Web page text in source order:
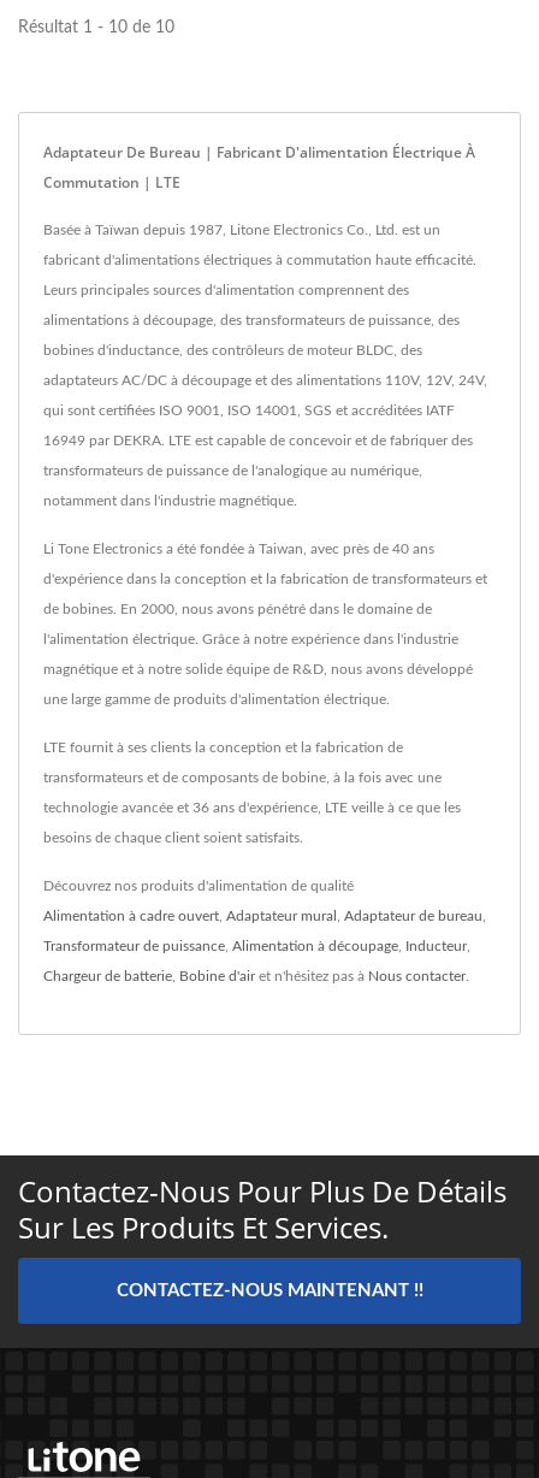
Résultat 1 - 10 de 10
Adaptateur De Bureau | Fabricant D'alimentation Électrique À
Commutation | LTE
Basée à Taïwan depuis 1987, Litone Electronics Co., Ltd. est un
fabricant d'alimentations électriques à commutation haute efficacité.
Leurs principales sources d'alimentation comprennent des
alimentations à découpage, des transformateurs de puissance, des
bobines d'inductance, des contrôleurs de moteur BLDC, des
adaptateurs AC/DC à découpage et des alimentations 110V, 12V, 24V,
qui sont certifiées ISO 9001, ISO 14001, SGS et accréditées IATF
16949 par DEKRA. LTE est capable de concevoir et de fabriquer des
transformateurs de puissance de l'analogique au numérique,
notamment dans l'industrie magnétique.
Li Tone Electronics a été fondée à Taiwan, avec près de 40 ans
d'expérience dans la conception et la fabrication de transformateurs et
de bobines. En 2000, nous avons pénétré dans le domaine de
l'alimentation électrique. Grâce à notre expérience dans l'industrie
magnétique et à notre solide équipe de R&D, nous avons développé
une large gamme de produits d'alimentation électrique.
LTE fournit à ses clients la conception et la fabrication de
transformateurs et de composants de bobine, à la fois avec une
technologie avancée et 36 ans d'expérience, LTE veille à ce que les
besoins de chaque client soient satisfaits.
Découvrez nos produits d'alimentation de qualité
Alimentation à cadre ouvert Adaptateur mural Adaptateur de bureau
Transformateur de puissance Alimentation à découpage Inducteur,
Chargeur de batterie Bobine d'airet n'hésitez pas à Nous contacter.
Contactez-Nous Pour Plus De Détails
Sur Les Produits Et Services.
CONTACTEZ-NOUS MAINTENANT !!